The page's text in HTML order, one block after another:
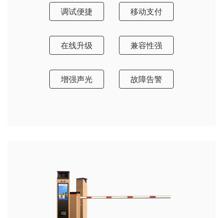
调试便捷 移动支付
在线升级 兼容性强
增强声光 故障告警